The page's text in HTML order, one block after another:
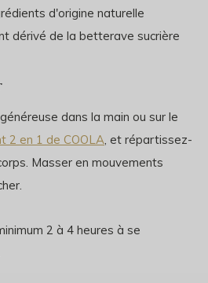
d'origine naturelle
dérivé de la betterave sucrière
dans la main ou sur le
2 en 1 de COOLA, et répartissez-
Masser en mouvements
2 à 4 heures à se